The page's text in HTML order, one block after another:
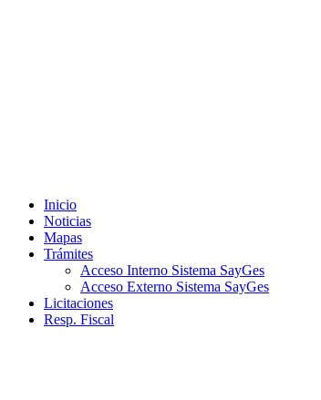
Inicio
Noticias
Mapas
Trámites
Acceso Interno Sistema SayGes
Acceso Externo Sistema SayGes
Licitaciones
Resp. Fiscal